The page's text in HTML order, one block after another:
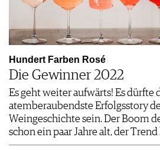
Hundert Farben Rosé
Die Gewinner 2022
Es geht weiter aufwärts! Es dürfte
atemberaubendste Erfolgsstory
Weingeschichte sein. Der Boom
schon ein paar Jahre alt, der